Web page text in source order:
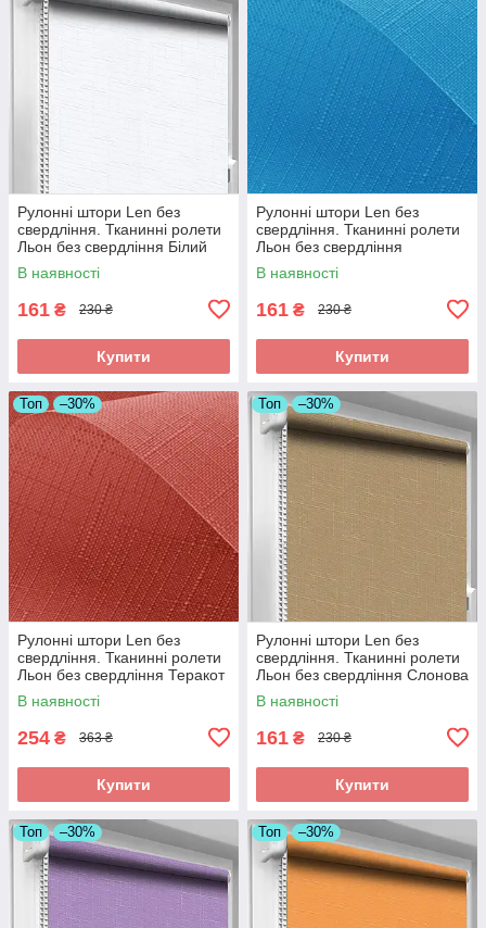
Рулонні штори Len без
свердління. Тканинні ролети
Льон без свердління Білий
0800
В наявності
161 ₴ 230 ₴
Купити
Рулонні штори Len без
свердління. Тканинні ролети
Льон без свердління
Аквамарин 7430
В наявності
161 ₴ 230 ₴
Купити
Топ –30%
Рулонні штори Len без
свердління. Тканинні ролети
Льон без свердління Теракот
2095, 300
В наявності
254 ₴ 363 ₴
Купити
Топ –30%
Рулонні штори Len без
свердління. Тканинні ролети
Льон без свердління Слонова
кістка 0881
В наявності
161 ₴ 230 ₴
Купити
Топ –30% Топ –30%